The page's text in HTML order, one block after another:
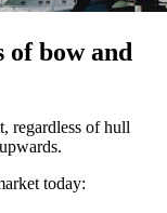
bow and
regardless of hull
today: